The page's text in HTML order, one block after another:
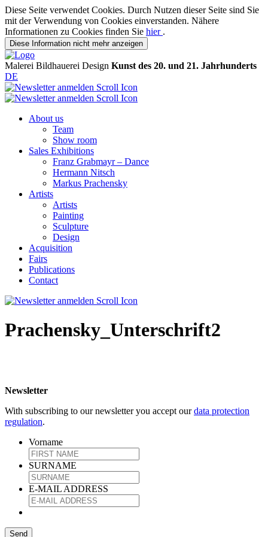
Diese Seite verwendet Cookies. Durch Nutzen dieser Seite sind Sie
mit der Verwendung von Cookies einverstanden. Nähere
Informationen zu Cookies finden Sie hier .
Diese Information nicht mehr anzeigen
Malerei Bildhauerei Design Kunst des 20. und 21. Jahrhunderts
DE
About us
Team
Show room
Sales Exhibitions
Franz Grabmayr – Dance
Hermann Nitsch
Markus Prachensky
Artists
Artists
Painting
Sculpture
Design
Acquisition
Fairs
Publications
Contact
Prachensky_Unterschrift2
Newsletter
With subscribing to our newsletter you accept ourdata protection
regulation.
Vorname
SURNAME
E-MAIL ADDRESS